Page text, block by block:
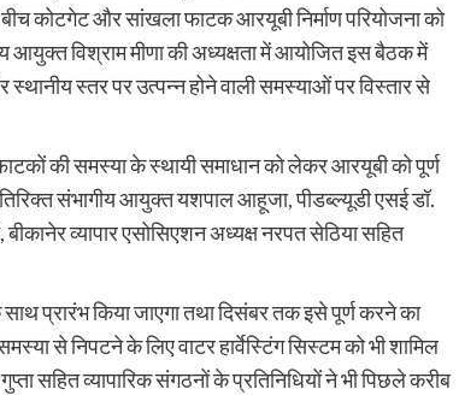
कोटगेट और सांखला फाटक आरयूबी निर्माण परियोजना को
विश्राम मीणा की अध्यक्षता में आयोजित इस बैठक में
स्तर पर उत्पन्न होने वाली समस्याओं पर विस्तार से
फाटकों की समस्या के स्थायी समाधान को लेकर आरयूबी को पूर्ण
संभागीय आयुक्त यशपाल आहूजा, पीडब्ल्यूडी एसई डॉ.
व्यापार एसोसिएशन अध्यक्ष नरपत सेठिया सहित
प्रारंभ किया जाएगा तथा दिसंबर तक इसे पूर्ण करने का
से निपटने के लिए वाटर हार्वेस्टिंग सिस्टम को भी शामिल
सहित व्यापारिक संगठनों के प्रतिनिधियों ने भी पिछले करीब